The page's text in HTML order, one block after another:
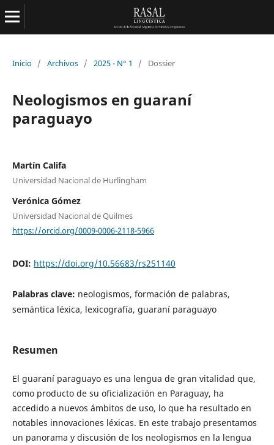
Inicio / Archivos / 2025 - N° 1 / Dossier
Neologismos en guaraní
paraguayo
Martín Califa
Universidad Nacional de Hurlingham
Verónica Gómez
Universidad Nacional de Quilmes
https://orcid.org/0009-0006-2118-5966
DOI: https://doi.org/10.56683/rs251140
Palabras clave: neologismos, formación de palabras,
semántica léxica, lexicografía, guaraní paraguayo
Resumen
El guaraní paraguayo es una lengua de gran vitalidad que,
como producto de su oficialización en Paraguay, ha
accedido a nuevos ámbitos de uso, lo que ha resultado en
notables innovaciones léxicas. En este trabajo presentamos
un panorama y discusión de los neologismos en la lengua